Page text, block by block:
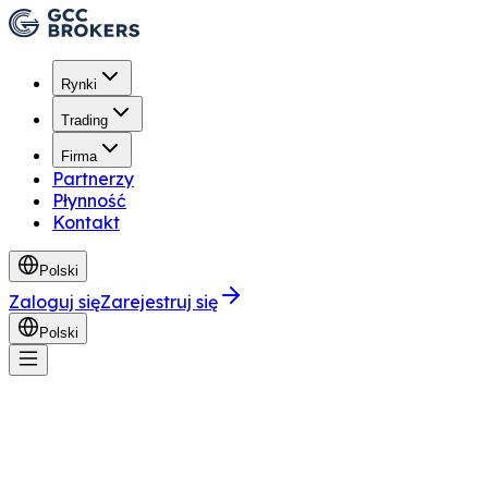
Rynki
Trading
Firma
Partnerzy
Płynność
Kontakt
Polski
Zaloguj sięZarejestruj się
Polski